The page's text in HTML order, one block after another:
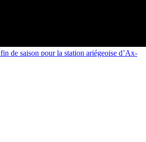
de saison pour la station ariégeoise d’Ax-